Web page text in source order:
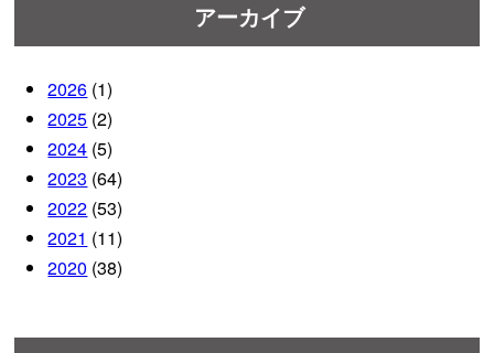
アーカイブ
2026 (1)
2025 (2)
2024 (5)
2023 (64)
2022 (53)
2021 (11)
2020 (38)